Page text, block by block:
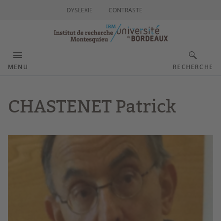
DYSLEXIE CONTRASTE
MENU RECHERCHE
CHASTENET Patrick